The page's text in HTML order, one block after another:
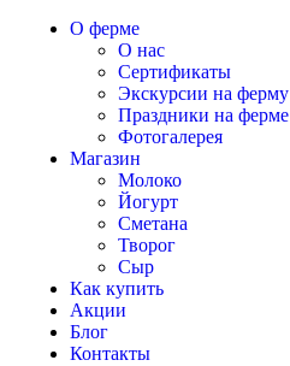
О ферме
О нас
Сертификаты
Экскурсии на ферму
Праздники на ферме
Фотогалерея
Магазин
Молоко
Йогурт
Сметана
Творог
Сыр
Как купить
Акции
Блог
Контакты